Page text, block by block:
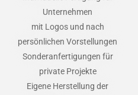
Unternehmen
mit Logos und nach
persönlichen Vorstellungen
Sonderanfertigungen für
private Projekte
Eigene Herstellung der